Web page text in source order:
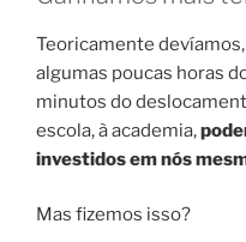
Teoricamente
algumas poucas horas
minutos do
escola, à academia,
investidos em nós
Mas fizemos isso?